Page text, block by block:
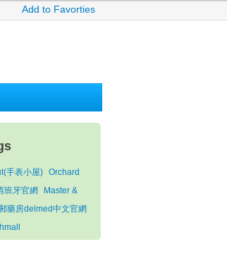
Add to Favorties
手表小屋) Orchard
班牙官網
Master &
藥房delmed中文官網